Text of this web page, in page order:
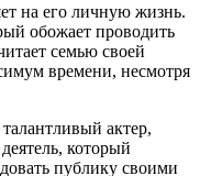
на его личную жизнь.
обожает проводить
семью своей
времени, несмотря
актер,
который
публику своими